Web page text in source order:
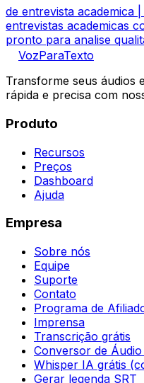
de entrevista academica
entrevistas academicas
pronto para analise
VozParaTexto
Transforme seus áudios
rápida e precisa com
Produto
Recursos
Preços
Dashboard
Ajuda
Empresa
Sobre nós
Equipe
Suporte
Contato
Programa de
Imprensa
Transcrição grátis
Conversor de
Whisper IA grátis
Gerar legenda SRT